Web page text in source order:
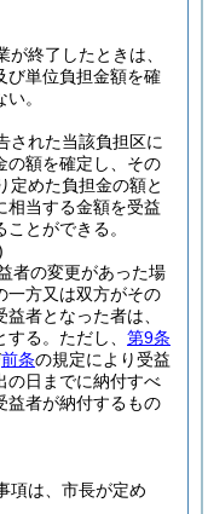
終了したときは、
び単位負担金額を確
。
された当該負担区に
の額を確定し、その
定めた負担金の額と
相当する金額を受益
とができる。
者の変更があった場
一方又は双方がその
者となった者は、
る。 ただし、 第9条
前条の規定により受益
の日までに納付すべ
益者が納付するもの
項は、市長が定め